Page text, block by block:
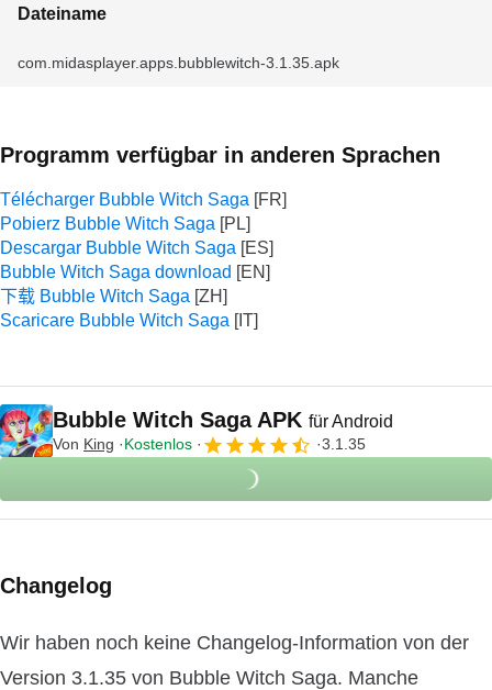
Dateiname
com.midasplayer.apps.bubblewitch-3.1.35.apk
Programm verfügbar in anderen Sprachen
Télécharger Bubble Witch Saga
Pobierz Bubble Witch Saga
Descargar Bubble Witch Saga
Bubble Witch Saga download
下载 Bubble Witch Saga
Scaricare Bubble Witch Saga
Bubble Witch Saga APK für Android
Von King Kostenlos 3.1.35
Changelog
Wir haben noch keine Changelog-Information von der
Version 3.1.35 von Bubble Witch Saga. Manche